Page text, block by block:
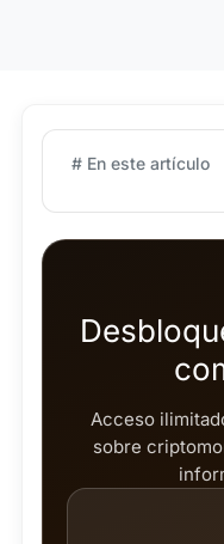
# En este artículo
Acceso
sobre